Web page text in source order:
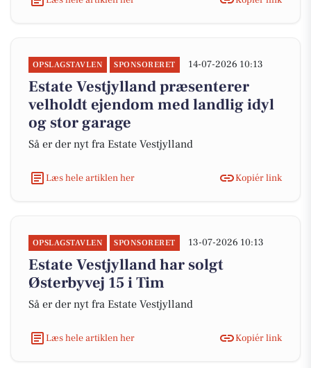
OPSLAGSTAVLEN SPONSORERET 14-07-2026 10:13
Estate Vestjylland præsenterer
velholdt ejendom med landlig idyl
og stor garage
Så er der nyt fra Estate Vestjylland
Læs hele artiklen her Kopiér link
OPSLAGSTAVLEN SPONSORERET 13-07-2026 10:13
Estate Vestjylland har solgt
Østerbyvej 15 i Tim
Så er der nyt fra Estate Vestjylland
Læs hele artiklen her Kopiér link